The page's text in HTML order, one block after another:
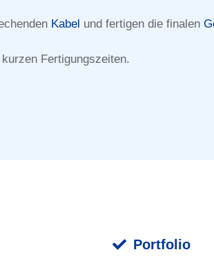
und THT
Kabel und fertigen die finalen
Fertigungszeiten.
Portfolio